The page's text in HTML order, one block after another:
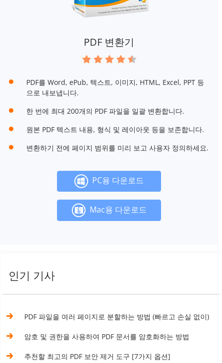
PDF 변환기
PDF를 Word, ePub, 텍스트, 이미지, HTML, Excel, PPT 등
으로 내보냅니다.
한 번에 최대 200개의 PDF 파일을 일괄 변환합니다.
원본 PDF 텍스트 내용, 형식 및 레이아웃 등을 보존합니다.
변환하기 전에 페이지 범위를 미리 보고 사용자 정의하세요.
PC용 다운로드
Mac용 다운로드
인기 기사
PDF 파일을 여러 페이지로 분할하는 방법 (빠르고 손실 없이)
암호 및 권한을 사용하여 PDF 문서를 암호화하는 방법
추천할 최고의 PDF 보안 제거 도구 [7가지 옵션]